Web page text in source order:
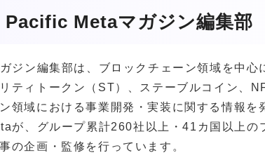
Pacific Metaマガジン編集部
ジン編集部は、ブロックチェーン領域を中心
ティトークン（ST）、ステーブルコイン、
領域における事業開発・実装に関する情報を
が、グループ累計260社以上・41カ国以上の
の企画・監修を行っています。